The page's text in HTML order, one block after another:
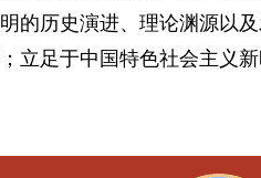
的历史演进、理论渊源以
立足于中国特色社会主义